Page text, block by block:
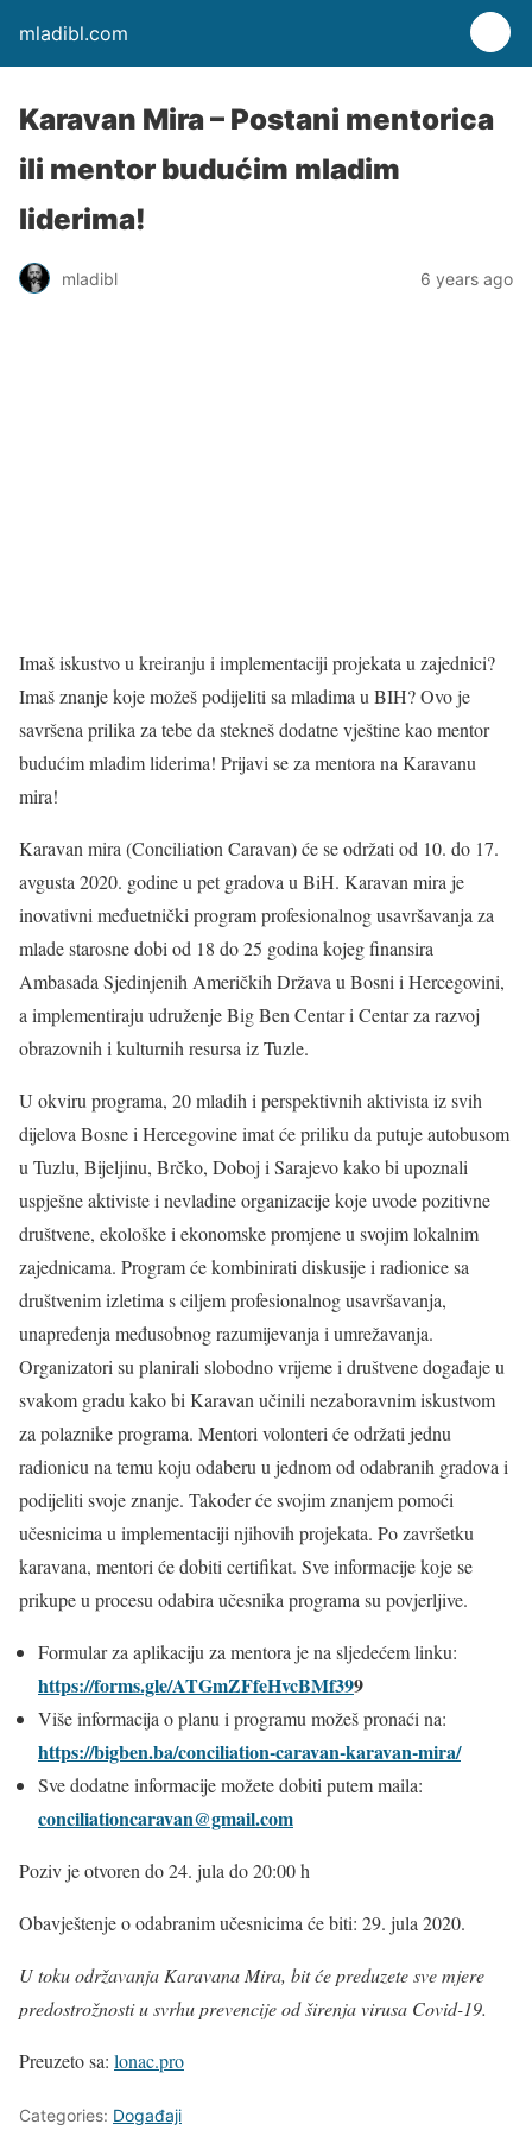
mladibl.com
Karavan Mira – Postani mentorica
ili mentor budućim mladim
liderima!
mladibl 6 years ago
Imaš iskustvo u kreiranju i implementaciji projekata u zajednici?
Imaš znanje koje možeš podijeliti sa mladima u BIH? Ovo je
savršena prilika za tebe da stekneš dodatne vještine kao mentor
budućim mladim liderima! Prijavi se za mentora na Karavanu
mira!
Karavan mira (Conciliation Caravan) će se održati od 10. do 17.
avgusta 2020. godine u pet gradova u BiH. Karavan mira je
inovativni međuetnički program profesionalnog usavršavanja za
mlade starosne dobi od 18 do 25 godina kojeg finansira
Ambasada Sjedinjenih Američkih Država u Bosni i Hercegovini,
a implementiraju udruženje Big Ben Centar i Centar za razvoj
obrazovnih i kulturnih resursa iz Tuzle.
U okviru programa, 20 mladih i perspektivnih aktivista iz svih
dijelova Bosne i Hercegovine imat će priliku da putuje autobusom
u Tuzlu, Bijeljinu, Brčko, Doboj i Sarajevo kako bi upoznali
uspješne aktiviste i nevladine organizacije koje uvode pozitivne
društvene, ekološke i ekonomske promjene u svojim lokalnim
zajednicama. Program će kombinirati diskusije i radionice sa
društvenim izletima s ciljem profesionalnog usavršavanja,
unapređenja međusobnog razumijevanja i umrežavanja.
Organizatori su planirali slobodno vrijeme i društvene događaje u
svakom gradu kako bi Karavan učinili nezaboravnim iskustvom
za polaznike programa. Mentori volonteri će održati jednu
radionicu na temu koju odaberu u jednom od odabranih gradova i
podijeliti svoje znanje. Također će svojim znanjem pomoći
učesnicima u implementaciji njihovih projekata. Po završetku
karavana, mentori će dobiti certifikat. Sve informacije koje se
prikupe u procesu odabira učesnika programa su povjerljive.
Formular za aplikaciju za mentora je na sljedećem linku:
https://forms.gle/ATGmZFfeHvcBMf399
Više informacija o planu i programu možeš pronaći na:
https://bigben.ba/conciliation-caravan-karavan-mira/
Sve dodatne informacije možete dobiti putem maila:
conciliationcaravan@gmail.com
Poziv je otvoren do 24. jula do 20:00 h
Obavještenje o odabranim učesnicima će biti: 29. jula 2020.
U toku održavanja Karavana Mira, bit će preduzete sve mjere
predostrožnosti u svrhu prevencije od širenja virusa Covid-19.
Preuzeto sa: lonac.pro
Categories: Događaji